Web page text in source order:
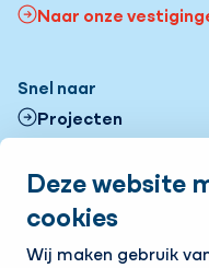
Deze website
cookies
Wij maken gebruik
Naar onze
Snel naar
Projecten
Onze vestigingen
Volg ons